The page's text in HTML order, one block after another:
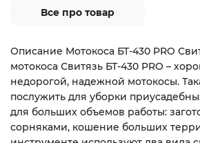
Все про товар
Описание Мотокоса БТ-430 PRO
мотокоса Свитязь БТ-430 PRO –
недорогой, надежной мотокосы.
послужить для уборки
для больших объемов работы:
сорняками, кошение больших